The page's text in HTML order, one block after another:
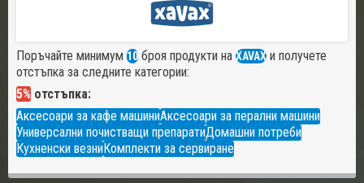
Поръчайте минимум 10 броя продукти на XAVAX и получете
отстъпка за следните категории:
5% отстъпка:
Аксесоари за кафе машиниАксесоари за перални машини
Универсални почистващи препаратиДомашни потреби
Кухненски везниКомплекти за сервиране